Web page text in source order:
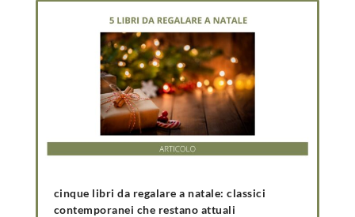
cinque libri da regalare a natale: classici
contemporanei che restano attuali